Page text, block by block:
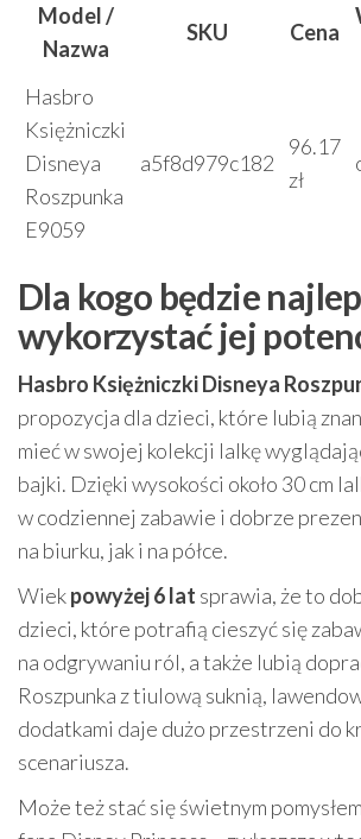
Model /
Nazwa
SKU Cena
Hasbro
Księżniczki
Disneya
Roszpunka
E9059
a5f8d979c182
96.17
zł
Dla kogo będzie
wykorzystać jej
Hasbro Księżniczki Disneya
propozycja dla dzieci, które lubią
mieć w swojej kolekcji lalkę
bajki. Dzięki wysokości około 30 cm
w codziennej zabawie i dobrze
na biurku, jak i na półce.
Wiekpowyżej 6 lat sprawia, że to
dzieci, które potrafią cieszyć się
na odgrywaniu ról, a także lubią
Roszpunka z tiulową suknią,
dodatkami daje dużo przestrzeni do
scenariusza.
Może też stać się świetnym